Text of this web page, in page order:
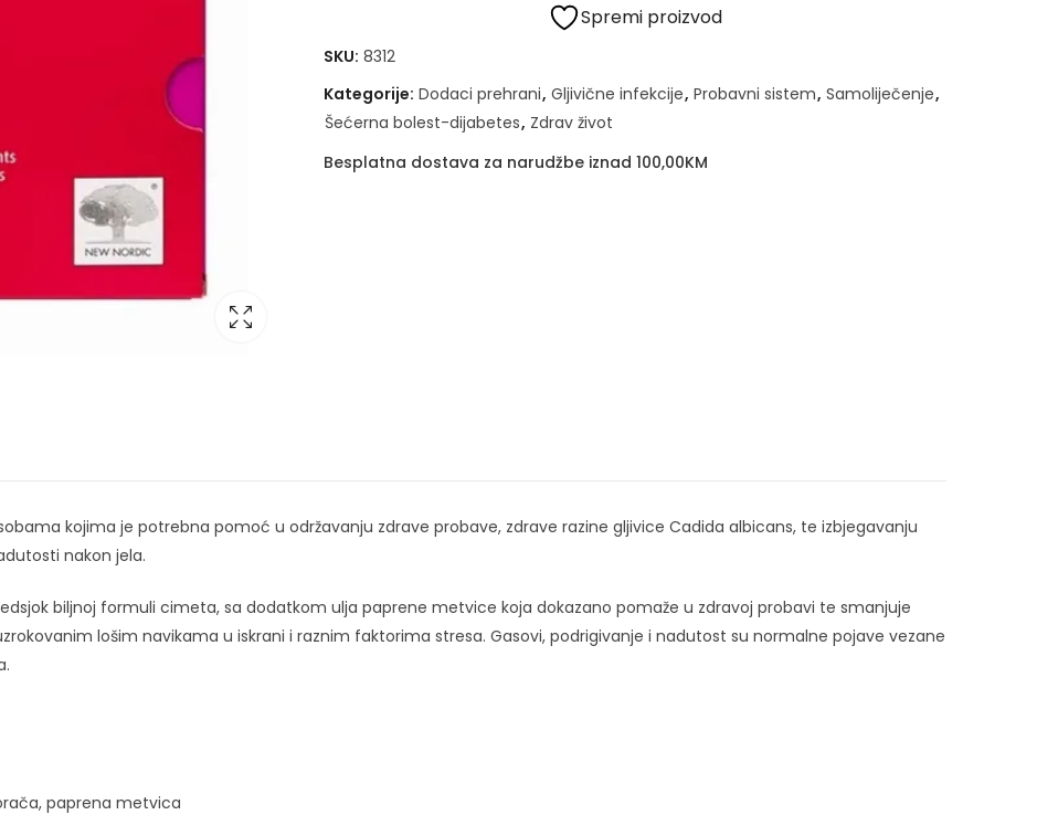
Spremi proizvod
SKU: 8312
Kategorije: Dodaci prehrani, Gljivične infekcije, Probavni sistem, Samoliječenje,
Šećerna bolest-dijabetes, Zdrav život
Besplatna dostava za narudžbe iznad 100,00KM
kojima je potrebna pomoć u održavanju zdrave probave, zdrave razine gljivice Cadida albicans, te izbjegavanju
nakon jela.
biljnoj formuli cimeta, sa dodatkom ulja paprene metvice koja dokazano pomaže u zdravoj probavi te smanjuje
lošim navikama u iskrani i raznim faktorima stresa. Gasovi, podrigivanje i nadutost su normalne pojave vezane
paprena metvica